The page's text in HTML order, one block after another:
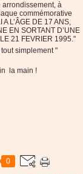
arrondissement, à
commémorative
L’ÂGE DE 17 ANS,
EN SORTANT D’UNE
21 FEVRIER 1995."
simplement "
la main !
0